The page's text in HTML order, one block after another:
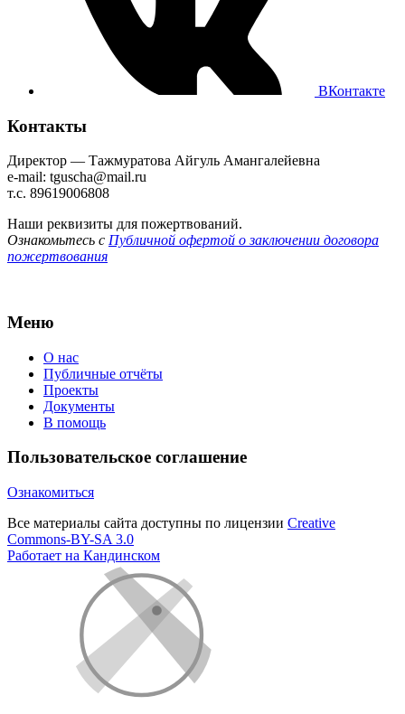
ВКонтакте
Контакты
Директор — Тажмуратова Айгуль Амангалейевна
e-mail: tguscha@mail.ru
т.с. 89619006808
Наши реквизиты для пожертвований.
Ознакомьтесь с Публичной офертой о заключении договора
пожертвования
Меню
О нас
Публичные отчёты
Проекты
Документы
В помощь
Пользовательское соглашение
Ознакомиться
Все материалы сайта доступны по лицензии Creative
Commons-BY-SA 3.0
Работает на Кандинском